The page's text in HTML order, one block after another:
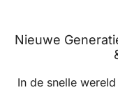
Nieuwe
In de snelle